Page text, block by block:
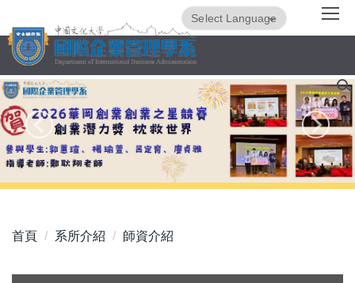
到
主
內
容
區
Translate
首頁 系所介紹 師資介紹